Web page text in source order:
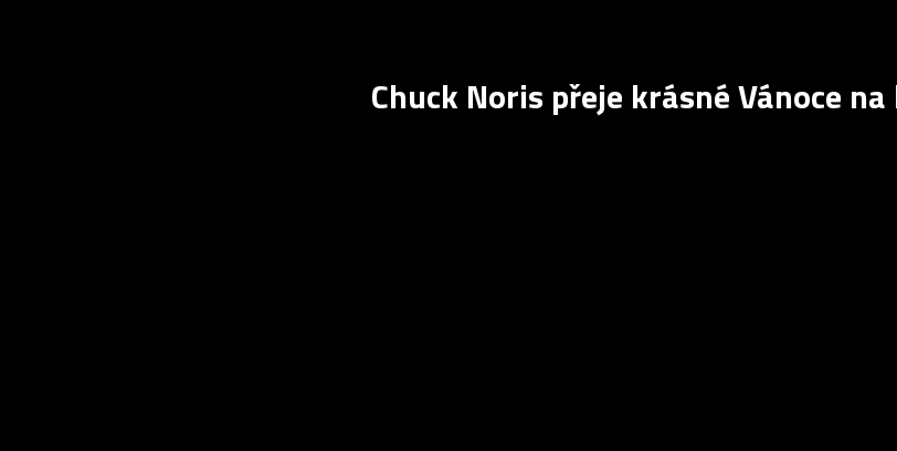
Chuck Noris přeje krásné Vánoce